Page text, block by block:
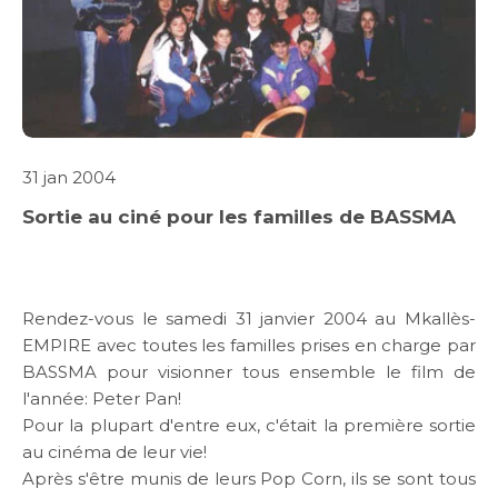
WHAT WE DO
SHOP NOW
MEDIA CENTER
31 jan 2004
Sortie au ciné pour les familles de BASSMA
Rendez-vous le samedi 31 janvier 2004 au Mkallès-
EMPIRE avec toutes les familles prises en charge par
BASSMA pour visionner tous ensemble le film de
l'année: Peter Pan!
Pour la plupart d'entre eux, c'était la première sortie
au cinéma de leur vie!
Après s'être munis de leurs Pop Corn, ils se sont tous